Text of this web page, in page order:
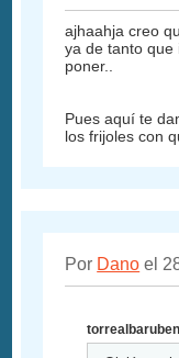
ajhaahja creo
ya de tanto que
poner..
Pues aquí te
los frijoles con
Por Dano el